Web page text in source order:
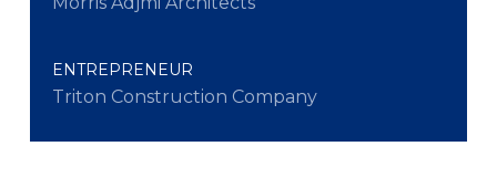
ENTREPRENEUR
Triton Construction Company